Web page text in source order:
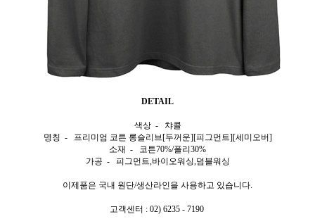
DETAIL
색상 - 챠콜
명칭 - 프리미엄 코튼 롱슬리브[두꺼운][피그먼트][세미오버]
소재 - 코튼70%/폴리30%
가공 - 피그먼트,바이오워싱,덤블워싱
이제품은 국내 원단/생산라인을 사용하고 있습니다.
고객센터 : 02) 6235 - 7190